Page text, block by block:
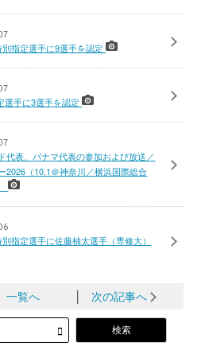
別指定選手に9選手を認定
選手に3選手を認定
代表、パナマ代表の参加および放送／
（10.1＠神奈川／横浜国際総合
指定選手に佐藤柚太選手（専修大）
一覧へ 次の記事へ